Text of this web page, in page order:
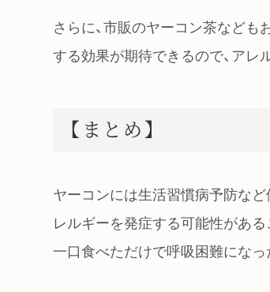
さらに、市販のヤーコン茶など
する効果が期待できるので、アレ
【まとめ】
ヤーコンには生活習慣病予防な
レルギーを発症する可能性があ
一口食べただけで呼吸困難になっ